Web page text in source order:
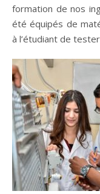
formation de nos
été équipés de
à l’étudiant de